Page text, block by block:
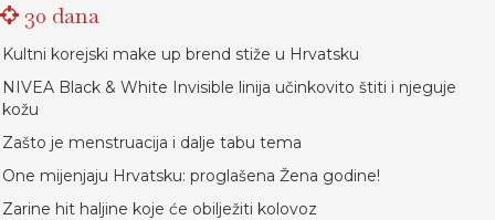
30 dana
Kultni korejski make up brend stiže u Hrvatsku
NIVEA Black & White Invisible linija učinkovito štiti i njeguje
kožu
Zašto je menstruacija i dalje tabu tema
One mijenjaju Hrvatsku: proglašena Žena godine!
Zarine hit haljine koje će obilježiti kolovoz